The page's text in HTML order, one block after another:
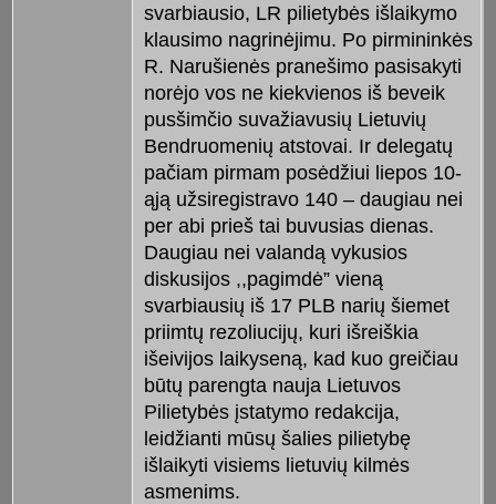
svarbiausio, LR pilietybės išlaikymo
klausimo nagrinėjimu. Po pirmininkės
R. Narušienės pranešimo pasisakyti
norėjo vos ne kiekvienos iš beveik
pusšimčio suvažiavusių Lietuvių
Bendruomenių atstovai. Ir delegatų
pačiam pirmam posėdžiui liepos 10-
ąją užsiregistravo 140 – daugiau nei
per abi prieš tai buvusias dienas.
Daugiau nei valandą vykusios
diskusijos ,,pagimdė” vieną
svarbiausių iš 17 PLB narių šiemet
priimtų rezoliucijų, kuri išreiškia
išeivijos laikyseną, kad kuo greičiau
būtų parengta nauja Lietuvos
Pilietybės įstatymo redakcija,
leidžianti mūsų šalies pilietybę
išlaikyti visiems lietuvių kilmės
asmenims.